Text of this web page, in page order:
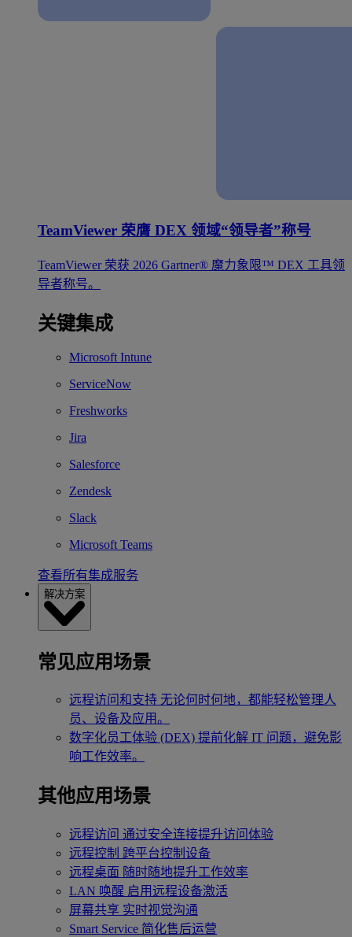
TeamViewer 荣膺 DEX 领域“领导者”称号
TeamViewer 荣获 2026 Gartner® 魔力象限™ DEX 工具领
导者称号。
关键集成
Microsoft Intune
ServiceNow
Freshworks
Jira
Salesforce
Zendesk
Slack
Microsoft Teams
查看所有集成服务
解决方案
常见应用场景
远程访问和支持 无论何时何地，都能轻松管理人
员、设备及应用。
数字化员工体验 (DEX) 提前化解 IT 问题，避免影
响工作效率。
其他应用场景
远程访问 通过安全连接提升访问体验
远程控制 跨平台控制设备
远程桌面 随时随地提升工作效率
LAN 唤醒 启用远程设备激活
屏幕共享 实时视觉沟通
Smart Service 简化售后运营